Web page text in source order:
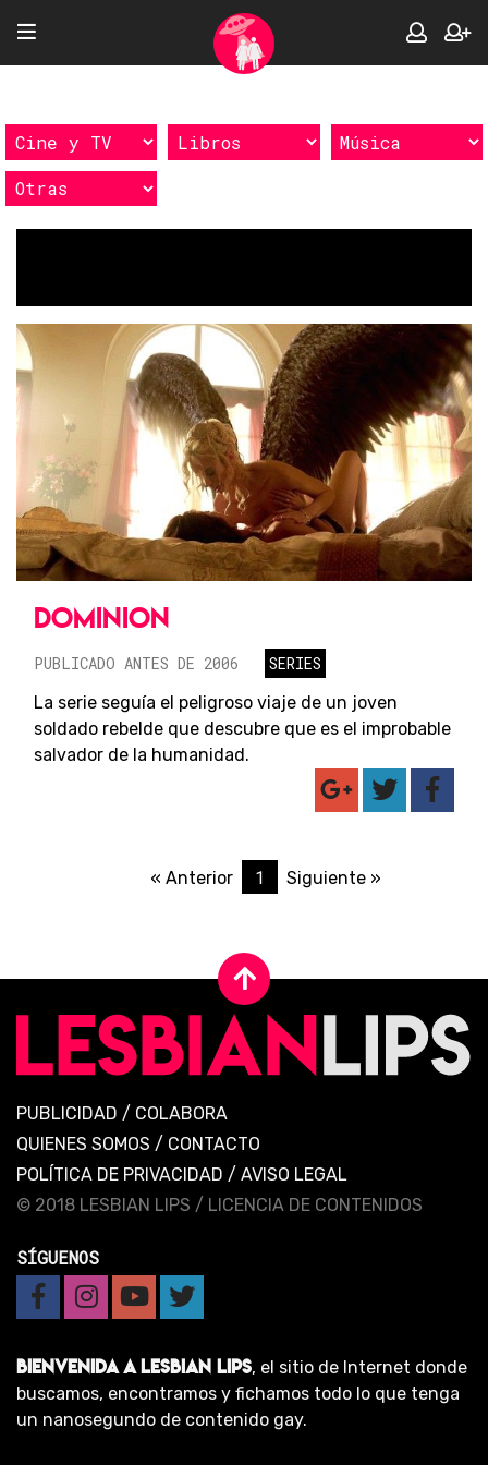
DOMINION
PUBLICADO ANTES DE 2006
SERIES
La serie seguía el peligroso viaje de un joven
soldado rebelde que descubre que es el improbable
salvador de la humanidad.
« Anterior 1 Siguiente »
PUBLICIDAD / COLABORA
QUIENES SOMOS / CONTACTO
POLÍTICA DE PRIVACIDAD / AVISO LEGAL
© 2018 LESBIAN LIPS / LICENCIA DE CONTENIDOS
SÍGUENOS
BIENVENIDA A LESBIAN LIPS, el sitio de Internet donde
buscamos, encontramos y fichamos todo lo que tenga
un nanosegundo de contenido gay.